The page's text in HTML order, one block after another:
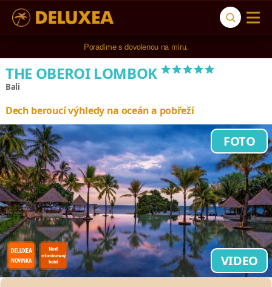
Poradíme s dovolenou na míru.
5* cestovní kancelář na luxusní dovolenou od 100.000 Kč.
THE OBEROI LOMBOK*****
Bali
Dech beroucí výhledy na oceán a pobřeží
FOTO
VIDEO